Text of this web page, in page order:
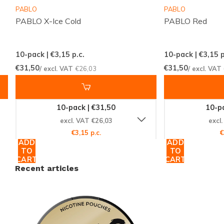
Regelmatig nieuwe smaken en varianten
beschikbaar
overzichtelijke webshop
Een klantenservice die altijd voor je klaarstaat
Snussie.com richt zich op een actuele voorraad,
duidelijke communicatie en hoge bereikbaarheid,
zodat je altijd weet waar je aan toe bent. Dankzij
consistente leveringen en een professioneel
samengesteld aanbod wordt snus en nicotine
pouches bestellen niet alleen makkelijk, maar ook
fijne, vertrouwde plek voor iedereen die graag
discreet en smaakvol wil genieten.
PABLO
PABLO X-Ice Cold
10-pack | €3,15 p.c.
€31,50/ excl. VAT€26,03
10-pack | €31,50
excl. VAT €26,03
€3,15 p.c.
ADD
TO
CART
PABLO
PABLO Red
10-pack | €3,15
€31,50/ excl. VAT
10-
ADD
TO
CART
Recent articles